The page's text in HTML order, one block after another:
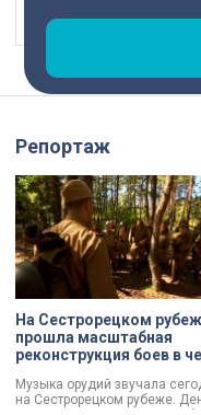
Наш
Репортаж
На Сестрорецком
прошла масштабная
реконструкция боев в
Ленинградской битвы
Музыка орудий звучала
на Сестрорецком рубеже.